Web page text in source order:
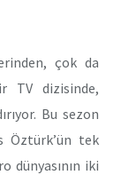
çok da
TV dizisinde,
Bu sezon
Öztürk’ün tek
dünyasının iki